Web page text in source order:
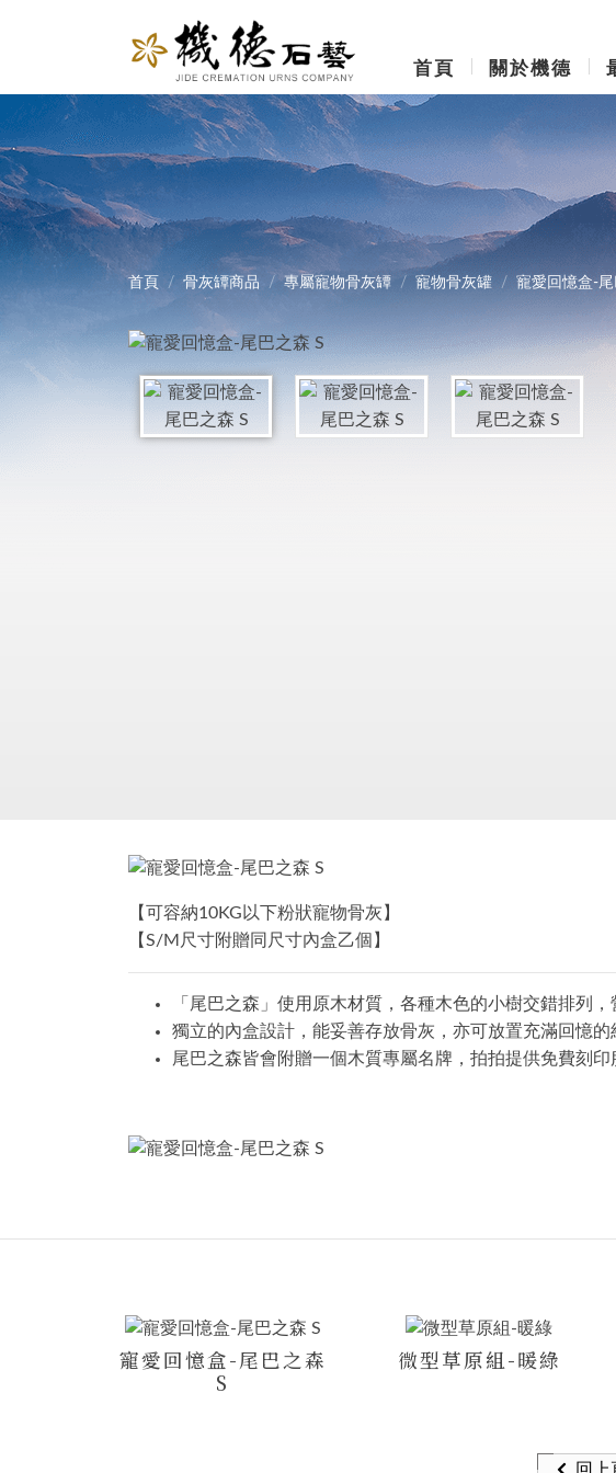
首頁 關於機德
首頁 骨灰罈商品 專屬寵物骨灰罈 寵物骨灰罐 寵愛回憶盒-尾
【可容納10KG以下粉狀寵物骨灰】
【S/M尺寸附贈同尺寸內盒乙個】
「尾巴之森」使用原木材質，各種木色的小樹交錯排列
獨立的內盒設計，能妥善存放骨灰，亦可放置充滿回憶
尾巴之森皆會附贈一個木質專屬名牌，拍拍提供免費刻印
寵愛回憶盒-尾巴之森
S
微型草原組-暖綠